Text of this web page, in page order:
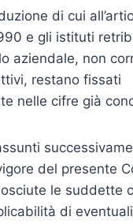
di cui
e gli istituti
aziendale, non
restano fissati
nelle cifre già
del pre­sente
le suddette
di